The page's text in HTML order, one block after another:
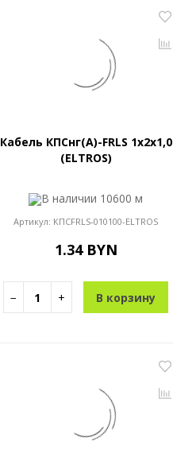
Кабель КПСнг(A)-FRLS 1x2x1,0
(ELTROS)
В наличии 10600 м
Артикул: КПСFRLS-010100-ELTROS
1.34 BYN
− + В корзину